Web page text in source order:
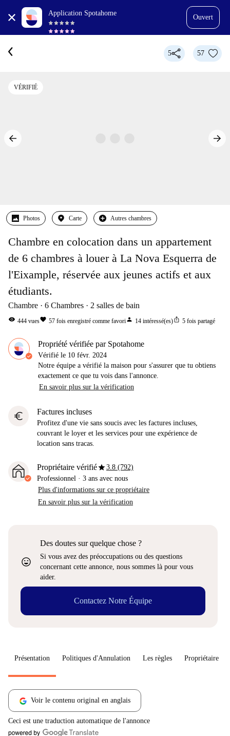
Application Spotahome
Ouvert
5 57
VÉRIFIÉ
Photos Carte Autres chambres
Chambre en colocation dans un appartement
de 6 chambres à louer à La Nova Esquerra de
l'Eixample, réservée aux jeunes actifs et aux
étudiants.
Chambre 6 Chambres 2 salles de bain
visibility 444 vuesfavorite 57 fois enregistré comme favoriperson 14 intéressé(es)ios_share 5 fois partagé
Propriété vérifiée par Spotahome
Vérifié le 10 févr. 2024
Notre équipe a vérifié la maison pour s'assurer que tu obtiens
exactement ce que tu vois dans l'annonce.
En savoir plus sur la vérification
euro Factures incluses
Profitez d'une vie sans soucis avec les factures incluses,
couvrant le loyer et les services pour une expérience de
location sans tracas.
Propriétaire vérifiéstar3.8 (792)
Professionnel · 3 ans avec nous
Plus d'informations sur ce propriétaire
En savoir plus sur la vérification
sentiment_very_satisfied
Des doutes sur quelque chose ?
Si vous avez des préoccupations ou des questions
concernant cette annonce, nous sommes là pour vous
aider.
Contactez Notre Équipe
Présentation Politiques d'Annulation Les règles Propriétaire
Voir le contenu original en anglais
Ceci est une traduction automatique de l'annonce